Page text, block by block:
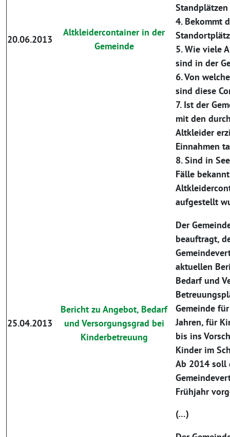
20.06.2013
Altkleidercontainer in der
Gemeinde
4. Bekommt
5. Wie viele
sind in der
6. Von
sind diese
7. Ist der
mit den
Altkleider
Einnahmen
8. Sind in
Fälle
aufgestellt
25.04.2013
Bericht zu Angebot, Bedarf
und Versorgungsgrad bei
Kinderbetreuung
Der
beauftragt,
aktuellen
Bedarf und
Gemeinde
Jahren, für
bis ins
Kinder im
Ab 2014 soll
Frühjahr
(…)